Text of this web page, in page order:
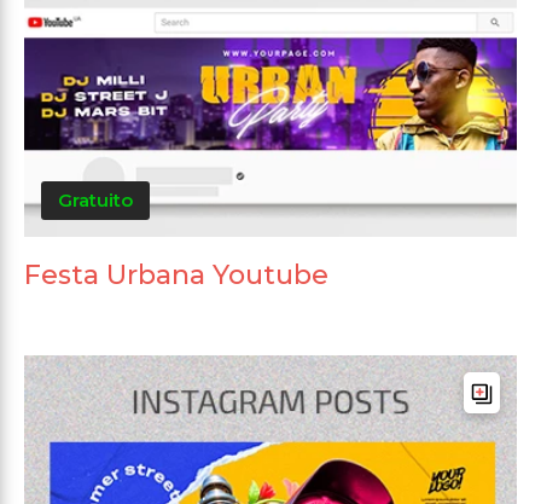
Gratuito
Festa Urbana Youtube